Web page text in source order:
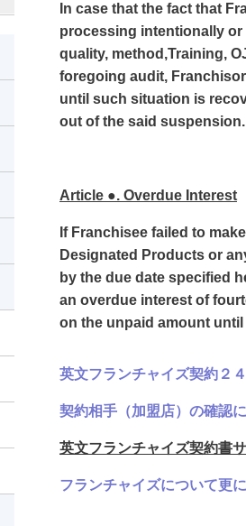
In case that the fact that
processing intentionally or
quality, method,Training,
foregoing audit,
until such situation is
out of the said suspension.
Article ●. Overdue Interest
If Franchisee failed to
Designated Products or
by the due date specified
an overdue interest of
on the unpaid amount
英文フランチャイズ契約２
契約相手（加盟店）の確認
英文フランチャイズ契約書
フランチャイズについて更